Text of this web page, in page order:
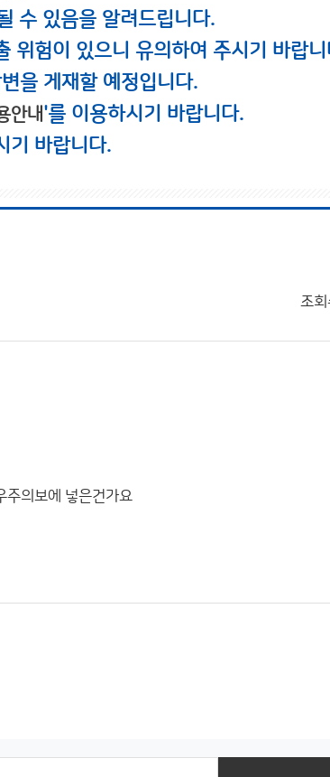
수 있음을 알려드립니다.
위험이 있으니 유의하여 주시기 바랍니
을 게재할 예정입니다.
안내'를 이용하시기 바랍니다.
기 바랍니다.
조회
주의보에 넣은건가요